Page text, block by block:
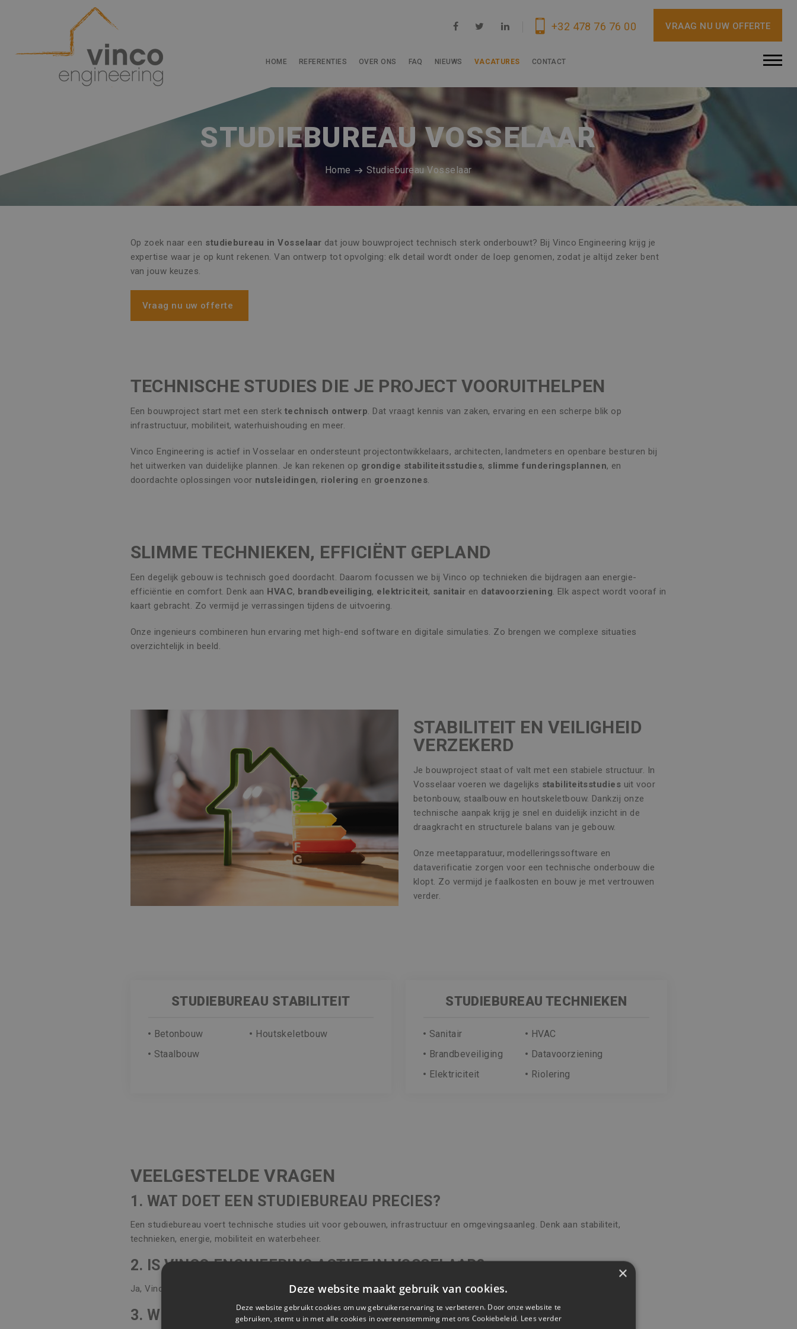
+32 478 76 76 00 VRAAG NU UW OFFERTE
HOME REFERENTIES OVER ONS FAQ NIEUWS VACATURES CONTACT
STUDIEBUREAU VOSSELAAR
Home Studiebureau Vosselaar
Op zoek naar een studiebureau in Vosselaar dat jouw bouwproject technisch sterk onderbouwt? Bij Vinco Engineering krijg je
expertise waar je op kunt rekenen. Van ontwerp tot opvolging: elk detail wordt onder de loep genomen, zodat je altijd zeker bent
van jouw keuzes.
Vraag nu uw offerte
TECHNISCHE STUDIES DIE JE PROJECT VOORUITHELPEN
Een bouwproject start met een sterk technisch ontwerp. Dat vraagt kennis van zaken, ervaring en een scherpe blik op
infrastructuur, mobiliteit, waterhuishouding en meer.
Vinco Engineering is actief in Vosselaar en ondersteunt projectontwikkelaars, architecten, landmeters en openbare besturen bij
het uitwerken van duidelijke plannen. Je kan rekenen op grondige stabiliteitsstudies, slimme funderingsplannen, en
doordachte oplossingen voor nutsleidingen, riolering en groenzones.
SLIMME TECHNIEKEN, EFFICIËNT GEPLAND
Een degelijk gebouw is technisch goed doordacht. Daarom focussen we bij Vinco op technieken die bijdragen aan energie-
efficiëntie en comfort. Denk aan HVAC, brandbeveiliging, elektriciteit, sanitair en datavoorziening. Elk aspect wordt vooraf in
kaart gebracht. Zo vermijd je verrassingen tijdens de uitvoering.
Onze ingenieurs combineren hun ervaring met high-end software en digitale simulaties. Zo brengen we complexe situaties
overzichtelijk in beeld.
STABILITEIT EN VEILIGHEID
VERZEKERD
Je bouwproject staat of valt met een stabiele structuur. In
Vosselaar voeren we dagelijks stabiliteitsstudies uit voor
betonbouw, staalbouw en houtskeletbouw. Dankzij onze
technische aanpak krijg je snel en duidelijk inzicht in de
draagkracht en structurele balans van je gebouw.
Onze meetapparatuur, modelleringssoftware en
dataverificatie zorgen voor een technische onderbouw die
klopt. Zo vermijd je faalkosten en bouw je met vertrouwen
verder.
STUDIEBUREAU STABILITEIT
Betonbouw
Houtskeletbouw
Staalbouw
STUDIEBUREAU TECHNIEKEN
Sanitair
HVAC
Brandbeveiliging
Datavoorziening
Elektriciteit
Riolering
VEELGESTELDE VRAGEN
1. WAT DOET EEN STUDIEBUREAU PRECIES?
Een studiebureau voert technische studies uit voor gebouwen, infrastructuur en omgevingsaanleg. Denk aan stabiliteit,
technieken, energie, mobiliteit en waterbeheer.
2. IS VINCO ENGINEERING ACTIEF IN VOSSELAAR?
Ja, Vinco Engineering werkt in heel Vlaanderen, inclusief Vosselaar. We combineren lokale kennis met technische precisie.
3. WELKE SOFTWARE GEBRUIKEN JULLIE?
×
Deze website maakt gebruik van cookies.
Deze website gebruikt cookies om uw gebruikerservaring te verbeteren. Door onze website te
gebruiken, stemt u in met alle cookies in overeenstemming met ons Cookiebeleid. Lees verder